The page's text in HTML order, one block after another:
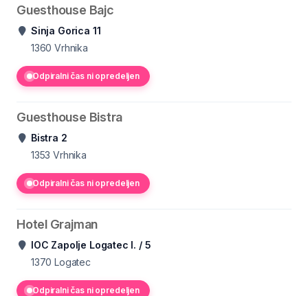
Guesthouse Bajc
Sinja Gorica 11
1360 Vrhnika
Odpiralni čas ni opredeljen
Guesthouse Bistra
Bistra 2
1353 Vrhnika
Odpiralni čas ni opredeljen
Hotel Grajman
IOC Zapolje Logatec I. / 5
1370 Logatec
Odpiralni čas ni opredeljen